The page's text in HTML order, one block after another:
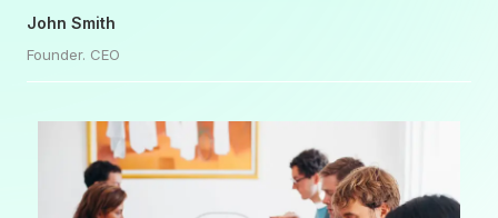
John Smith
Founder. CEO